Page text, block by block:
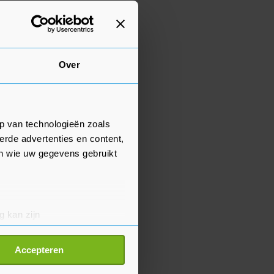
Over
van technologieën zoals
advertenties en content,
wie uw gegevens gebruikt
kan zijn
detailgedeelte
Accepteren